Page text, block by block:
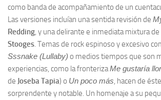
como banda de acompañamiento de un
Las versiones incluían una sentida revisión de
Redding, y una delirante e inmediata mixtura de
Stooges. Temas de rock espinoso y excesivo
Sssnake (Lullaby) o medios tiempos que son
experiencias, como la fronterizaMe gustaría
de Joseba Tapia) o Un poco más, hacen de
sorprendente y notable. Un homenaje a su